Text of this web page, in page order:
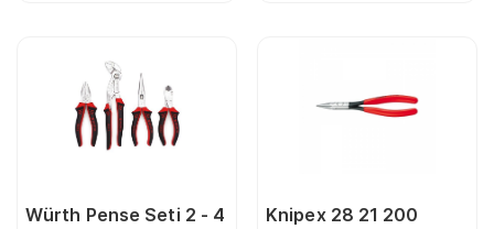
Würth Pense Seti 2 - 4
Knipex 28 21 200